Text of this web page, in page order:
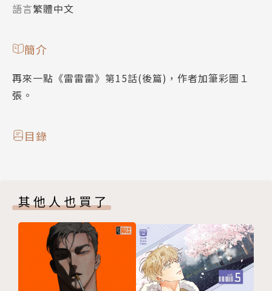
語言繁體中文
簡介
再來一點《雷雷雷》第15話(後篇)，作者加筆彩圖１
張。
目錄
其他人也買了